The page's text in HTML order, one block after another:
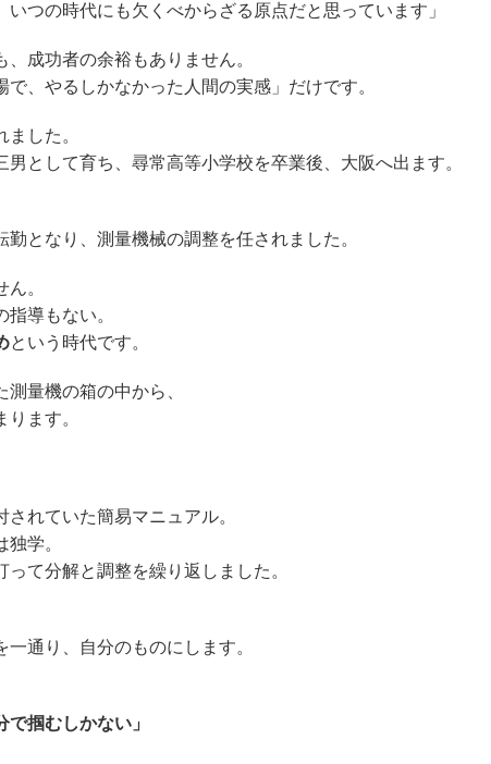
つの時代にも欠くべからざる原点だと思っています」
成功者の余裕もありません。
、やるしかなかった人間の実感」だけです。
した。
として育ち、尋常高等小学校を卒業後、大阪へ出ます。
となり、測量機械の調整を任されました。
。
導もない。
という時代です。
量機の箱の中から、
ます。
れていた簡易マニュアル。
学。
て分解と調整を繰り返しました。
通り、自分のものにします。
で掴むしかない」